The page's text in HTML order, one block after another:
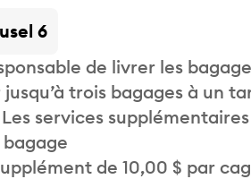
6
de livrer les
trois bagages à un
services
de 10,00 $ par